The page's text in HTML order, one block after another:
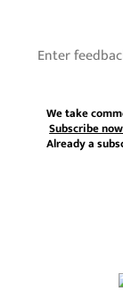
We take
Subscribe now
Already a